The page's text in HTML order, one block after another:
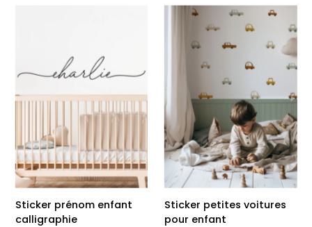
Sticker prénom enfant
calligraphie
Sticker petites voitures
pour enfant